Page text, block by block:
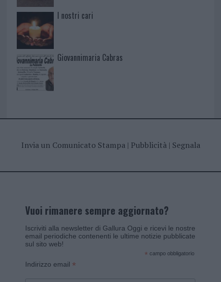
I nostri cari
Giovannimaria Cabras
Invia un Comunicato Stampa| Pubblicità| Segnala
Vuoi rimanere sempre aggiornato?
Iscriviti alla newsletter di Gallura Oggi e ricevi le nostre
email periodiche contenenti le ultime notizie pubblicate
sul sito web!
* campo obbligatorio
Indirizzo email *